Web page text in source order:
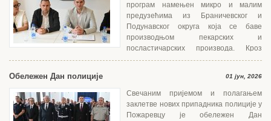
програм намењен микро и малим
предузећима из Браничевског и
Подунавског округа која се баве
производњом пекарских и
посластичарских производа. Кроз
едукацију, менторски...
Обележен Дан полиције 01 јун, 2026
Свечаним пријемом и полагањем
заклетве нових припадника полиције у
Пожаревцу је обележен Дан